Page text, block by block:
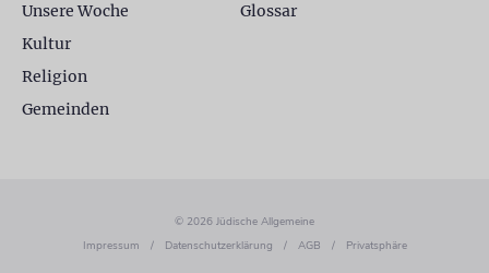
Unsere Woche
Kultur
Religion
Gemeinden
Glossar
© 2026 Jüdische Allgemeine
Impressum
/ Datenschutzerklärung / AGB / Privatsphäre